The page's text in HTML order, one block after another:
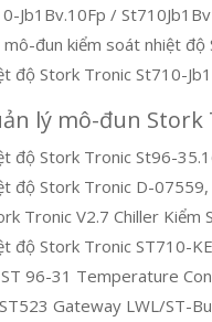
Jb1Bv.10Fp /
đun kiểm soát nhiệt độ
độ Stork Tronic St710-
lý mô-đun Stork
độ Stork Tronic St96-
độ Stork Tronic D-
Tronic V2.7 Chiller
độ Stork Tronic ST710-
ST 96-31 Temperature
Gateway LWL/ST-